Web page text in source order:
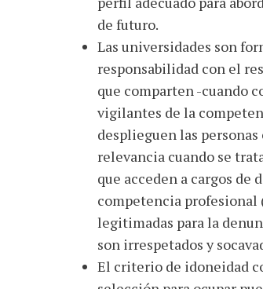
de futuro.
Las universidades son
responsabilidad con el
que comparten -cuando
vigilantes de la
desplieguen las
relevancia cuando se
que acceden a cargos
competencia profesional
legitimadas para la
son irrespetados y
El criterio de idoneidad